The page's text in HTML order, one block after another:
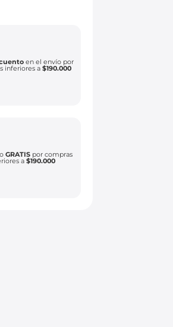
en el envío por
inferiores a $190.000
GRATISpor compras
a $190.000